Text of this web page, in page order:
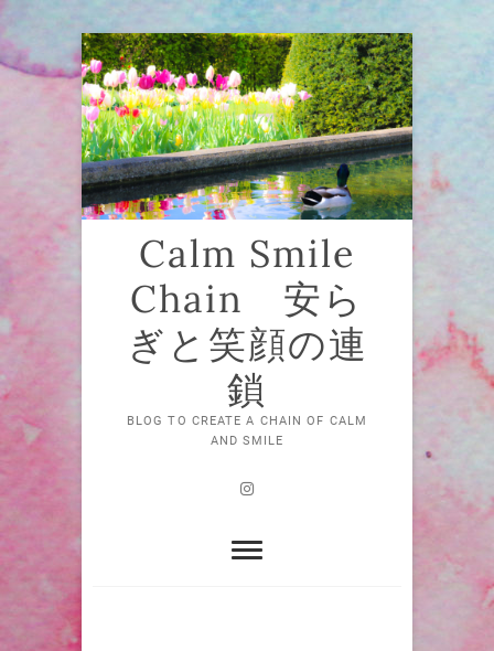
Skip
to
content
Calm Smile
Chain 安ら
ぎと笑顔の連
鎖
BLOG TO CREATE A CHAIN OF CALM
AND SMILE
Instagram